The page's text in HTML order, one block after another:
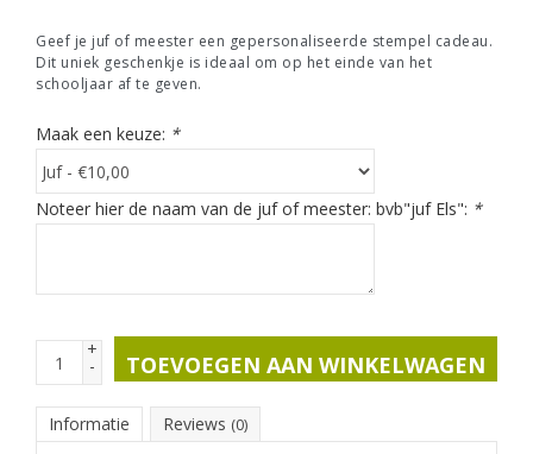
Geef je juf of meester een gepersonaliseerde stempel cadeau.
Dit uniek geschenkje is ideaal om op het einde van het
schooljaar af te geven.
Maak een keuze: *
Noteer hier de naam van de juf of meester: bvb"juf Els": *
+
- TOEVOEGEN AAN WINKELWAGEN
Informatie Reviews (0)